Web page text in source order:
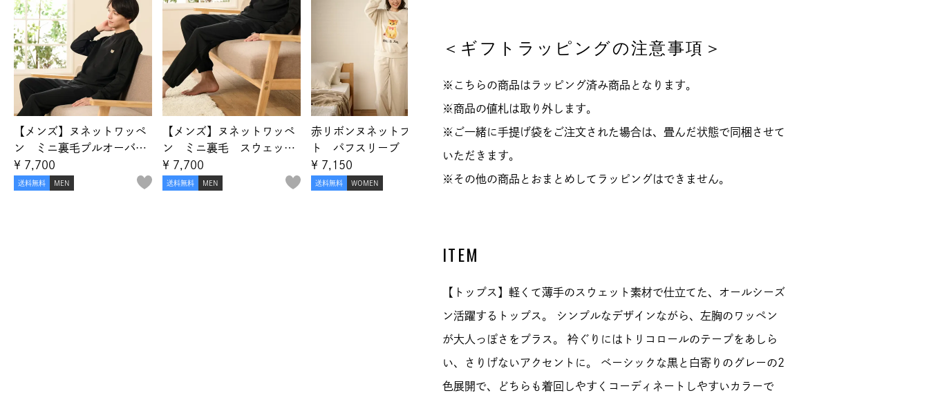
【メンズ】ヌネットワッペ
ン ミニ裏毛プルオーバ
ー スウェットトップス
送料無料 MEN
¥ 7,700
【メンズ】ヌネットワッペ
ン ミニ裏毛 スウェット
パンツ
送料無料 MEN
¥ 7,700
赤リボンヌネットプリン
ト パフスリーブ スウェ
ットトップス
送料無料 WOMEN
¥ 7,150
ＰＡＵＬ＆ＪＯＥ ロゴ ス
ウェットパンツ
送料無料 WOMEN
＜ギフトラッピングの注意事項＞
※こちらの商品はラッピング済み商品となります。
※商品の値札は取り外します。
※ご一緒に手提げ袋をご注文された場合は、畳んだ状態で同梱させて
いただきます。
※その他の商品とおまとめしてラッピングはできません。
ITEM
【トップス】軽くて薄手のスウェット素材で仕立てた、オールシーズ
ン活躍するトップス。 シンプルなデザインながら、左胸のワッペン
が大人っぽさをプラス。 衿ぐりにはトリコロールのテープをあしら
い、さりげないアクセントに。 ベーシックな黒と白寄りのグレーの2
色展開で、どちらも着回しやすくコーディネートしやすいカラーで